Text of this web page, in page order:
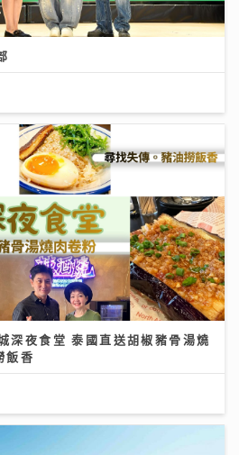
深夜食堂 泰國直送胡椒豬骨湯燒
飯香